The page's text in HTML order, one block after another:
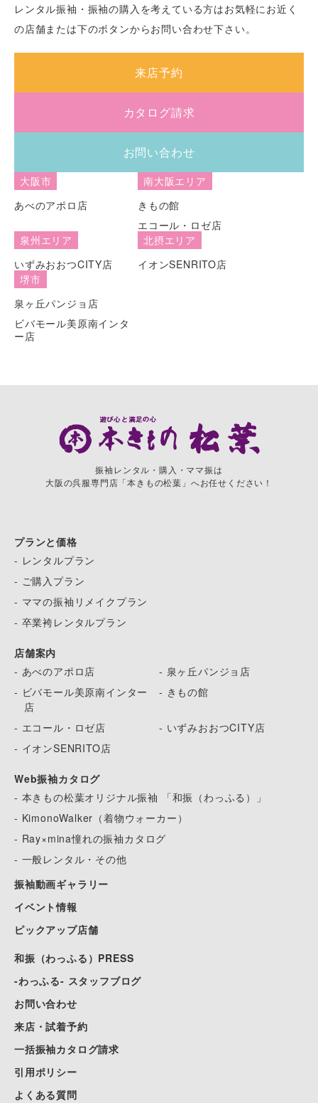
レンタル振袖・振袖の購入を考えている方はお気軽にお近く
の店舗または下のボタンからお問い合わせ下さい。
来店予約
カタログ請求
お問い合わせ
大阪市
あべのアポロ店
南大阪エリア
きもの館
エコール・ロゼ店
泉州エリア
いずみおおつCITY店
北摂エリア
イオンSENRITO店
堺市
泉ヶ丘パンジョ店
ビバモール美原南インタ
ー店
振袖レンタル・購入・ママ振は
大阪の呉服専門店「本きもの松葉」へお任せください！
プランと価格
- レンタルプラン
- ご購入プラン
- ママの振袖リメイクプラン
- 卒業袴レンタルプラン
店舗案内
- あべのアポロ店
- 泉ヶ丘パンジョ店
- ビバモール美原南インター
店
- きもの館
- エコール・ロゼ店
- いずみおおつCITY店
- イオンSENRITO店
Web振袖カタログ
- 本きもの松葉オリジナル振袖 「和振（わっふる）」
- KimonoWalker（着物ウォーカー）
- Ray×mina憧れの振袖カタログ
- 一般レンタル・その他
振袖動画ギャラリー
イベント情報
ピックアップ店舗
和振（わっふる）PRESS
-わっふる- スタッフブログ
お問い合わせ
来店・試着予約
一括振袖カタログ請求
引用ポリシー
よくある質問